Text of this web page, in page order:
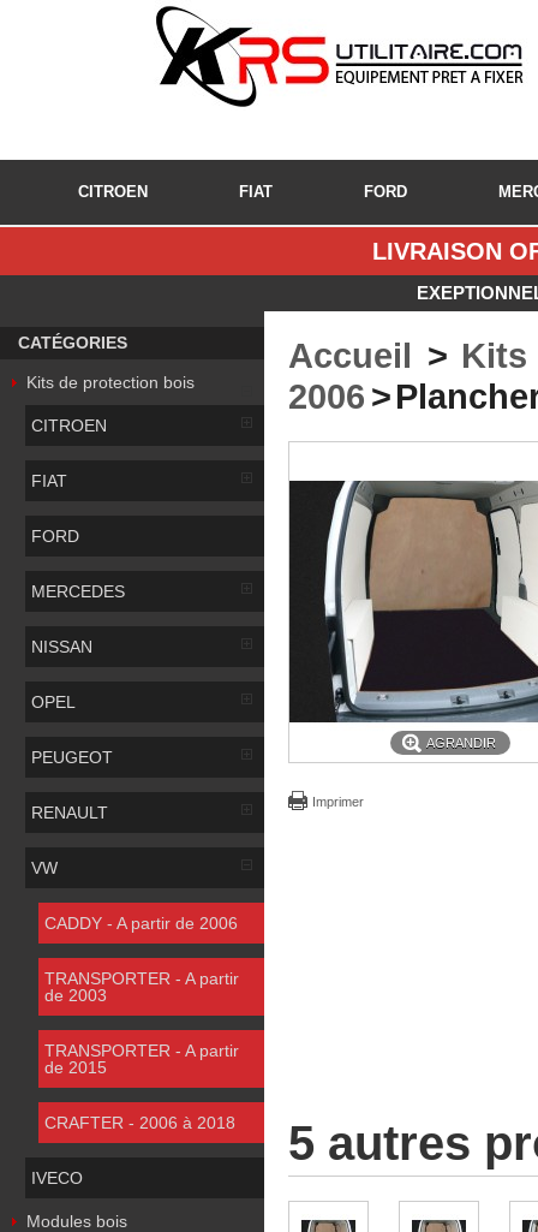
CITROEN FIAT FORD
LIVRAISON
CATÉGORIES
Kits de protection bois
CITROEN
FIAT
FORD
MERCEDES
NISSAN
OPEL
PEUGEOT
RENAULT
VW
CADDY - A partir de 2006
TRANSPORTER - A partir
de 2003
TRANSPORTER - A partir
de 2015
CRAFTER - 2006 à 2018
IVECO
Modules bois
Accueil > Kits
2006 >
AGRANDIR
Imprimer
5 autres